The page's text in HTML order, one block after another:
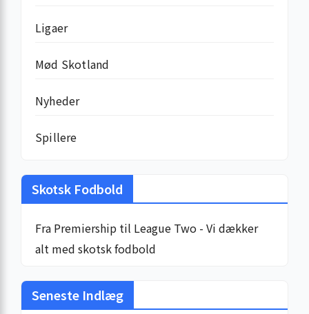
Ligaer
Mød Skotland
Nyheder
Spillere
Skotsk Fodbold
Fra Premiership til League Two - Vi dækker
alt med skotsk fodbold
Seneste Indlæg